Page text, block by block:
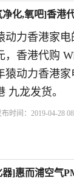
化,氧吧]香港
动力香港家
，香港代购
猿动力香港
九龙发货。
布时间：2019-04-28
]惠而浦空气